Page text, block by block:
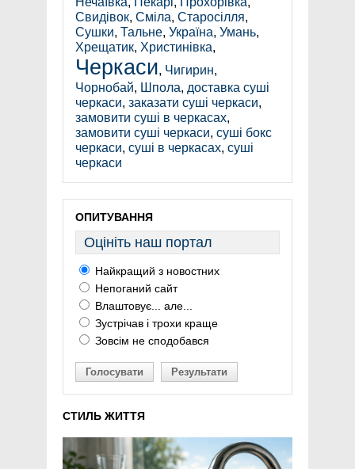
Свидівок, Сміла, Старосілля,
Сушки, Тальне, Україна, Умань,
Хрещатик, Христинівка,
Черкаси, Чигирин,
Чорнобай, Шпола, доставка суші
черкаси, заказати суші черкаси,
замовити суші в черкасах,
замовити суші черкаси, суші бокс
черкаси, суші в черкасах, суші
черкаси
ОПИТУВАННЯ
Оцініть наш портал
Найкращий з новостних
Непоганий сайт
Влаштовує... але...
Зустрічав і трохи краще
Зовсім не сподобався
Голосувати Результати
СТИЛЬ ЖИТТЯ